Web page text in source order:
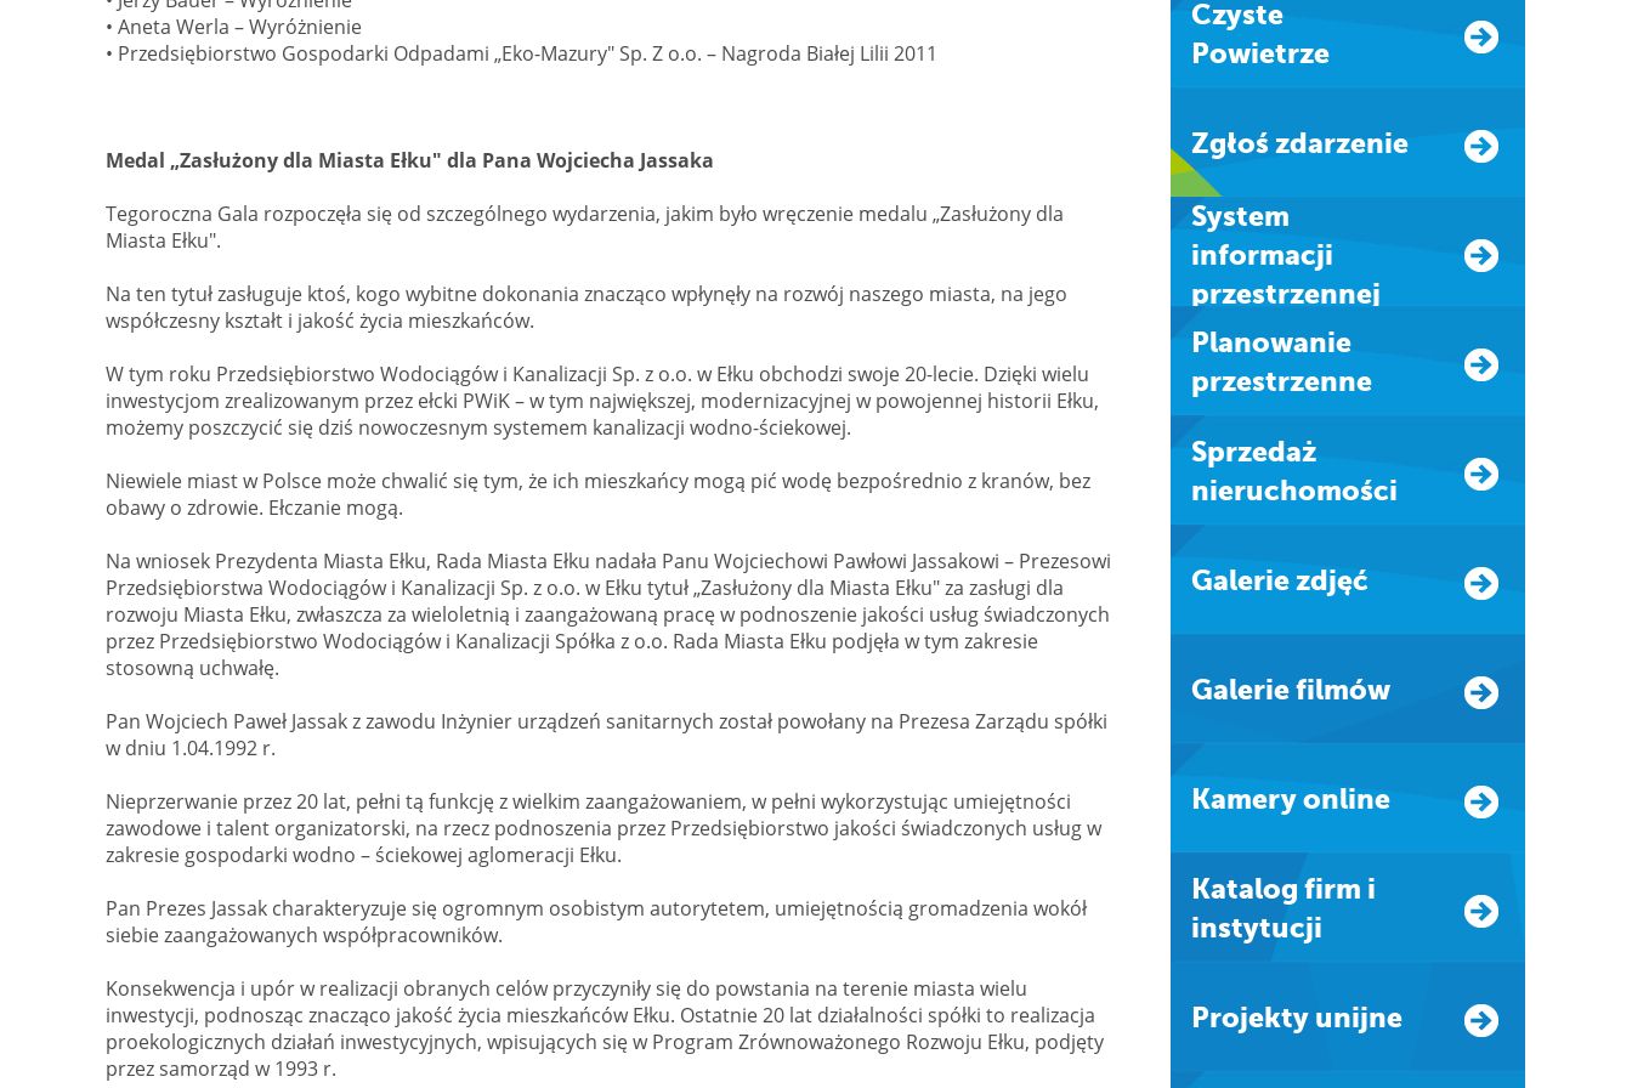
• Aneta Werla – Wyróżnienie
• Przedsiębiorstwo Gospodarki Odpadami „Eko-Mazury" Sp. Z o.o. – Nagroda Białej Lilii 2011
Medal „Zasłużony dla Miasta Ełku" dla Pana Wojciecha Jassaka
Tegoroczna Gala rozpoczęła się od szczególnego wydarzenia, jakim było wręczenie medalu „Zasłużony dla
Miasta Ełku".
Na ten tytuł zasługuje ktoś, kogo wybitne dokonania znacząco wpłynęły na rozwój naszego miasta, na jego
współczesny kształt i jakość życia mieszkańców.
W tym roku Przedsiębiorstwo Wodociągów i Kanalizacji Sp. z o.o. w Ełku obchodzi swoje 20-lecie. Dzięki wielu
inwestycjom zrealizowanym przez ełcki PWiK – w tym największej, modernizacyjnej w powojennej historii Ełku,
możemy poszczycić się dziś nowoczesnym systemem kanalizacji wodno-ściekowej.
Niewiele miast w Polsce może chwalić się tym, że ich mieszkańcy mogą pić wodę bezpośrednio z kranów, bez
obawy o zdrowie. Ełczanie mogą.
Na wniosek Prezydenta Miasta Ełku, Rada Miasta Ełku nadała Panu Wojciechowi Pawłowi Jassakowi – Prezesowi
Przedsiębiorstwa Wodociągów i Kanalizacji Sp. z o.o. w Ełku tytuł „Zasłużony dla Miasta Ełku" za zasługi dla
rozwoju Miasta Ełku, zwłaszcza za wieloletnią i zaangażowaną pracę w podnoszenie jakości usług świadczonych
przez Przedsiębiorstwo Wodociągów i Kanalizacji Spółka z o.o. Rada Miasta Ełku podjęła w tym zakresie
stosowną uchwałę.
Pan Wojciech Paweł Jassak z zawodu Inżynier urządzeń sanitarnych został powołany na Prezesa Zarządu spółki
w dniu 1.04.1992 r.
Nieprzerwanie przez 20 lat, pełni tą funkcję z wielkim zaangażowaniem, w pełni wykorzystując umiejętności
zawodowe i talent organizatorski, na rzecz podnoszenia przez Przedsiębiorstwo jakości świadczonych usług w
zakresie gospodarki wodno – ściekowej aglomeracji Ełku.
Pan Prezes Jassak charakteryzuje się ogromnym osobistym autorytetem, umiejętnością gromadzenia wokół
siebie zaangażowanych współpracowników.
Konsekwencja i upór w realizacji obranych celów przyczyniły się do powstania na terenie miasta wielu
inwestycji, podnosząc znacząco jakość życia mieszkańców Ełku. Ostatnie 20 lat działalności spółki to realizacja
proekologicznych działań inwestycyjnych, wpisujących się w Program Zrównoważonego Rozwoju Ełku, podjęty
przez samorząd w 1993 r.
Czyste
Powietrze
Zgłoś zdarzenie
system
informacji
przestrzennej
Planowanie
przestrzenne
Sprzedaż
nieruchomości
Galerie zdjęć
Galerie filmów
Kamery online
Katalog firm i
instytucji
Projekty unijne